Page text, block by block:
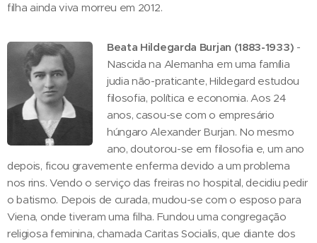
filha ainda viva morreu em 2012.
Beata Hildegarda Burjan (1883-1933) -
Nascida na Alemanha em uma família
judia não-praticante, Hildegard estudou
filosofia, política e economia. Aos 24
anos, casou-se com o empresário
húngaro Alexander Burjan. No mesmo
ano, doutorou-se em filosofia e, um ano
depois, ficou gravemente enferma devido a um problema
nos rins. Vendo o serviço das freiras no hospital, decidiu pedir
o batismo. Depois de curada, mudou-se com o esposo para
Viena, onde tiveram uma filha. Fundou uma congregação
religiosa feminina, chamada Caritas Socialis, que diante dos